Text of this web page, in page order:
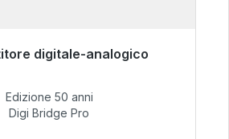
digitale-analogico
spedizione immediata, tempo di
52,84 €
Edizione 50 anni
Digi Bridge Pro